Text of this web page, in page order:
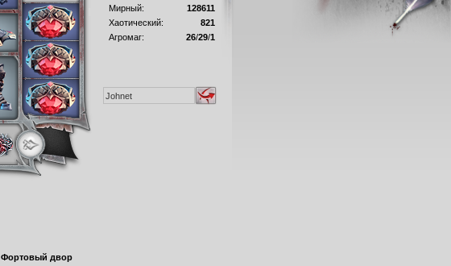
Мирный:
128611
Хаотический:
821
Агромаг:
26/29/1
Фортовый двор